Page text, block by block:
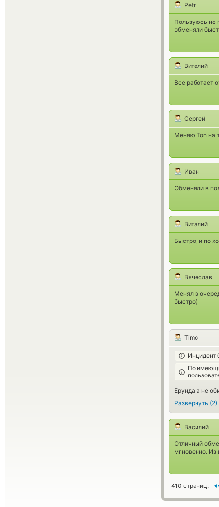
Petr
Пользуюсь не
обменяли
Виталий
Все работает
Сергей
Меняю Ton на
Иван
Обменяли в
Виталий
Быстро, и по
Вячеслав
Менял в
быстро)
Timo
Инцидент
По
Ерунда а не
Развернуть (2)
Василий
Отличный
мгновенно. Из
410 страниц: